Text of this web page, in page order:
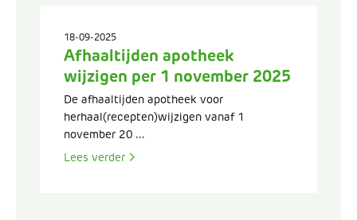
18-09-2025
Afhaaltijden apotheek
wijzigen per 1 november 2025
De afhaaltijden apotheek voor
herhaal(recepten)wijzigen vanaf 1
november 20 ...
Lees verder